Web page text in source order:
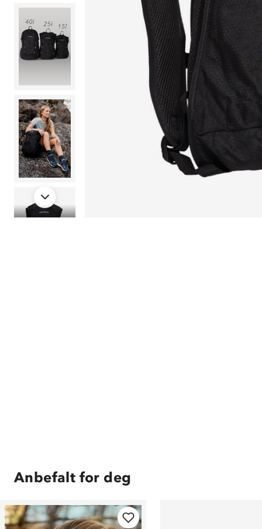
Anbefalt for deg